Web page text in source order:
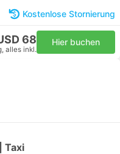
Kostenlose Stornierung
68
alles inkl.
Hier buchen
Taxi